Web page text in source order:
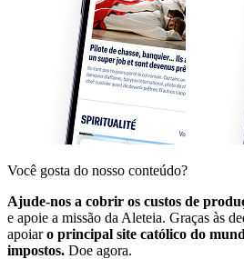
Você gosta do nosso conteúdo?
Ajude-nos a cobrir os custos de
e apoie a missão da Aleteia. Graças às
apoiaro principal site católico do
impostos. Doe agora.